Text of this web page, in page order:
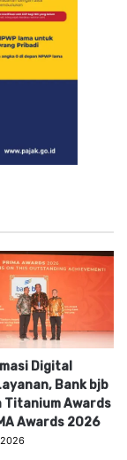
Digital
Bank bjb
Titanium Awards
Awards 2026